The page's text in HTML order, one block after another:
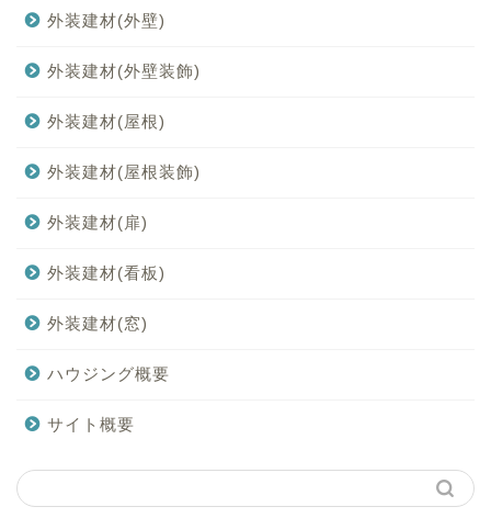
外装建材(外壁)
外装建材(外壁装飾)
外装建材(屋根)
外装建材(屋根装飾)
外装建材(扉)
外装建材(看板)
外装建材(窓)
ハウジング概要
サイト概要